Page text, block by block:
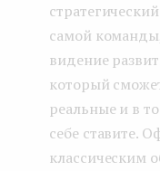
самой
видение
который
реальные и в
себе ставите.
классическим